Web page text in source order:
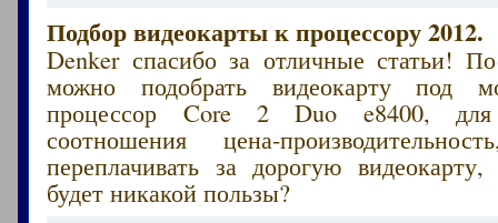
Подбор видеокарты к процессору 2012.
Denker спасибо за отличные статьи!
можно подобрать видеокарту под
процессор Core 2 Duo e8400, для
соотношения цена-
переплачивать за дорогую
будет никакой пользы?